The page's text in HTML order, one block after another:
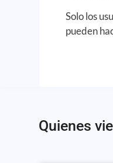
Solo los
pueden
Quienes